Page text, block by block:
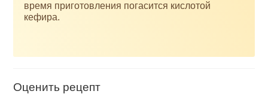
время приготовления погасится кислотой
кефира.
Оценить рецепт